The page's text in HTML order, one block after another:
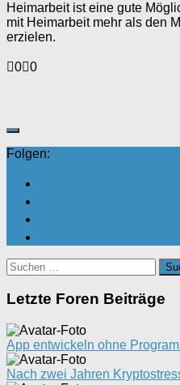
Heimarbeit ist eine gute
mit Heimarbeit mehr als den
erzielen.
Anklicken
0 Anklicken
0
Folgen:
Suchen
nach:
Letzte Foren Beiträge
App entwickeln ohne
Nach zwei Jahren